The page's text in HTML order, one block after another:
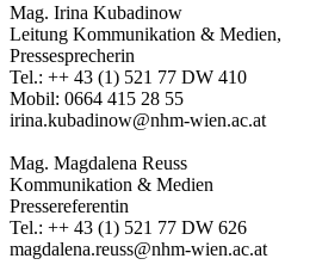
Mag. Irina Kubadinow
Leitung Kommunikation & Medien,
Pressesprecherin
Tel.: ++ 43 (1) 521 77 DW 410
Mobil: 0664 415 28 55
irina.kubadinow@nhm-wien.ac.at
Mag. Magdalena Reuss
Kommunikation & Medien
Pressereferentin
Tel.: ++ 43 (1) 521 77 DW 626
magdalena.reuss@nhm-wien.ac.at